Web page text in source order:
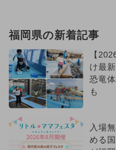
福岡県の新着記事
【
け最
恐竜
も
入場
める